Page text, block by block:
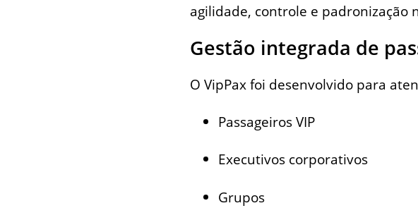
agilidade, controle e padronização
Gestão integrada de
O VipPax foi desenvolvido para
Passageiros VIP
Executivos corporativos
Grupos